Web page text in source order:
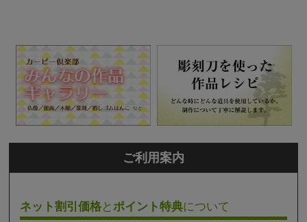
ご利用案内
ネット割引価格とポイント特典について